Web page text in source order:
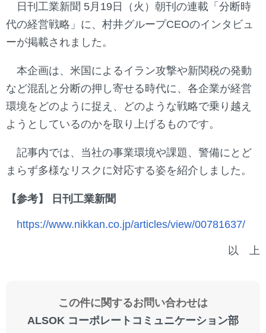
日刊工業新聞 5月19日（火）朝刊の連載「分断時
代の経営戦略」に、村井グループCEOのインタビュ
ーが掲載されました。
本企画は、米国によるイラン攻撃や新関税の発動
など混乱と分断の押し寄せる時代に、各企業が経営
環境をどのように捉え、どのような戦略で乗り越え
ようとしているのかを取り上げるものです。
記事内では、当社の事業環境や課題、警備にとど
まらず多様なリスクに対応する姿を紹介しました。
【参考】 日刊工業新聞
https://www.nikkan.co.jp/articles/view/00781637/
以 上
この件に関するお問い合わせは
ALSOK コーポレートコミュニケーション部